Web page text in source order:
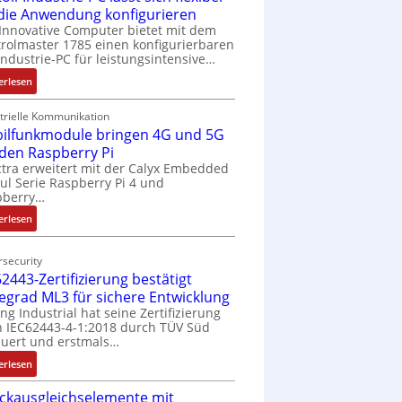
Anwendung konfigurieren
Computer bietet mit dem
1785 einen konfigurierbaren
PC für leistungsintensive…
:
1
9
-
Z
o
l
l
-
I
d
u
s
t
r
i
e
Kommunikation
bringen 4G und 5G
Raspberry Pi
erweitert mit der Calyx Embedded
Serie Raspberry Pi 4 und
:
M
b
i
l
f
u
n
k
Zertifizierung bestätigt
ML3 für sichere Entwicklung
Industrial hat seine Zertifizierung
IEC62443-4-1:2018 durch TÜV Süd
und erstmals…
:
I
E
mit